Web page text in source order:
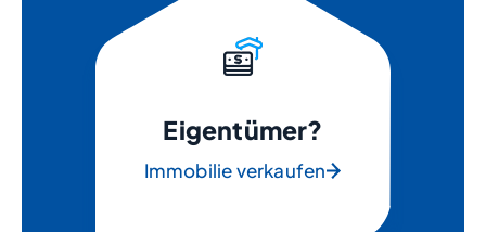
Eigentümer?
Immobilie verkaufen